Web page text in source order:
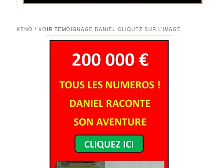
KENO ! VOIR TEMOIGNAGE DANIEL CLIQUEZ SUR L’IMAGE